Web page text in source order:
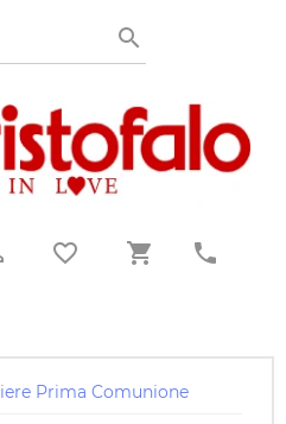
Prima Comunione